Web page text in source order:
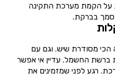
על הקמת מערכת התקינה
בברקת.
מסודרת שיש. וגם עם
ברשת החשמל. עדיין אי אפשר
רגע לפני שמזמינים את